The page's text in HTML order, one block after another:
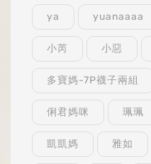
ya yuanaaaa
小芮 小惡
多寶媽-7P襪子兩組
俐君媽咪 珮珮
凱凱媽 雅如